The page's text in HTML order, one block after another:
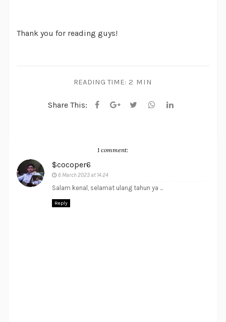
Thank you for reading guys!
READING TIME: 2 MIN
Share This:
1 comment:
$cocoper6
6 March 2023 at 14:24
Salam kenal, selamat ulang tahun ya ...
Reply